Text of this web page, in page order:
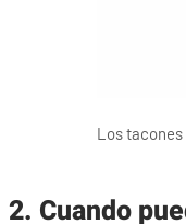
Los
2. Cuando